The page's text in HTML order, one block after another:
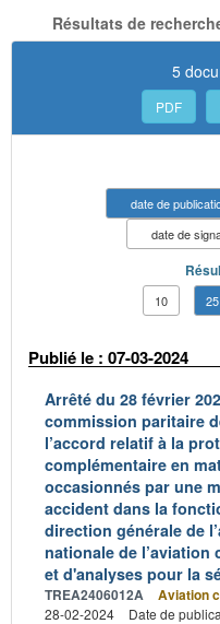
Résultats de
5
PDF
date de
date de
10 25
Publié le : 07-03-2024
Arrêté du 28 février
commission paritaire
l’accord relatif à la
complémentaire en
occasionnés par une
accident dans la
direction générale de
nationale de
et d'analyses pour la
TREA2406012A Aviation
28-02-2024
Date de